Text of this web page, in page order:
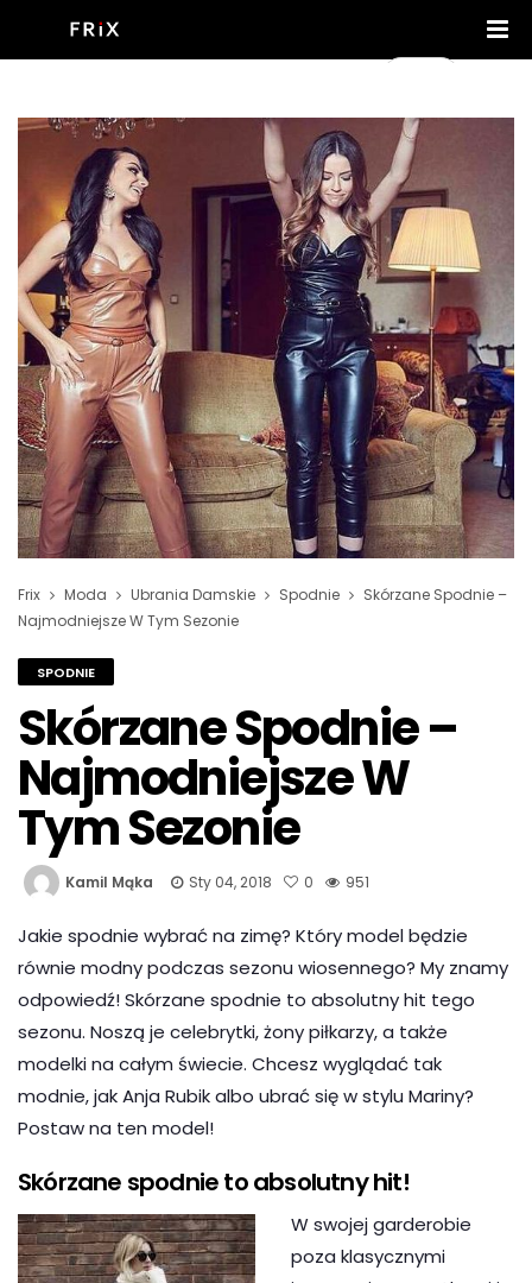
Frix Moda Ubrania Damskie Spodnie
Skórzane Spodnie –
Najmodniejsze W Tym Sezonie
SPODNIE
Skórzane Spodnie –
Najmodniejsze W
Tym Sezonie
Kamil Mąka Sty 04, 2018 0 951
Jakie spodnie wybrać na zimę? Który model będzie
równie modny podczas sezonu wiosennego? My znamy
odpowiedź! Skórzane spodnie to absolutny hit tego
sezonu. Noszą je celebrytki, żony piłkarzy, a także
modelki na całym świecie. Chcesz wyglądać tak
modnie, jak Anja Rubik albo ubrać się w stylu Mariny?
Postaw na ten model!
Skórzane spodnie to absolutny hit!
W swojej garderobie
poza klasycznymi